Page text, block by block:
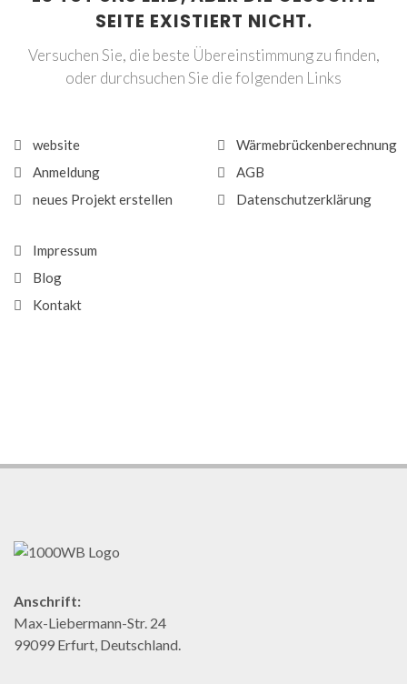
SEITE EXISTIERT NICHT.
Versuchen Sie, die beste Übereinstimmung zu finden,
oder durchsuchen Sie die folgenden Links
website
Anmeldung
neues Projekt erstellen
Wärmebrückenberechnung
AGB
Datenschutzerklärung
Impressum
Blog
Kontakt
Anschrift:
Max-Liebermann-Str. 24
99099 Erfurt, Deutschland.